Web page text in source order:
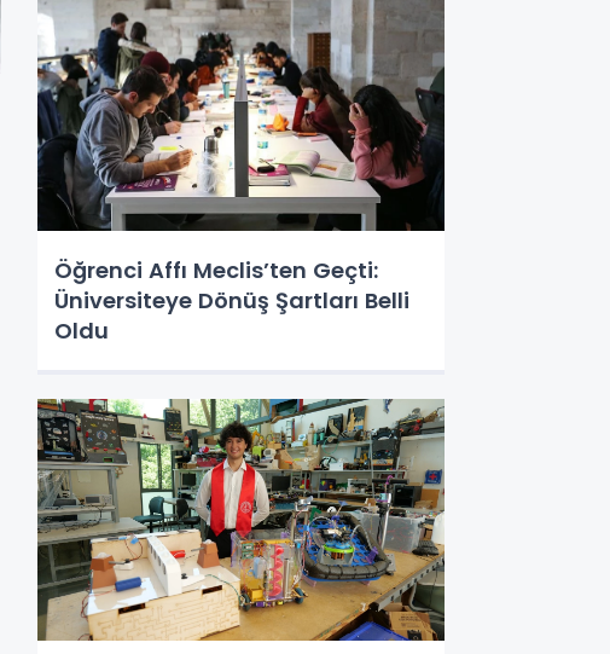
Öğrenci Affı Meclis’ten Geçti:
Üniversiteye Dönüş Şartları Belli
Oldu